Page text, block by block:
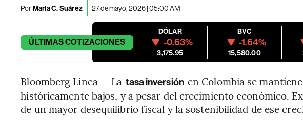
PorMaría C. Suárez 27 de mayo, 2026 | 05:00 AM
ÚLTIMASCOTIZACIONES
DÓLAR
-0.63%
3,175.95
BVC
-1.64%
15,580.00
Bloomberg Línea — La tasa inversión en Colombia se
históricamente bajos, y a pesar del crecimiento económico.
de un mayor desequilibrio fiscal y la sostenibilidad de ese